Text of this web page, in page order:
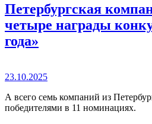
Петербургская
четыре награды
года»
23.10.2025
А всего семь компаний из
победителями в 11 номинациях.